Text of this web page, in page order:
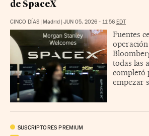
de SpaceX
CINCO DÍAS Madrid JUN 05, 2026 - 11:56 EDT
Fuentes
todas las
completó
empezar
SUSCRIPTORES PREMIUM